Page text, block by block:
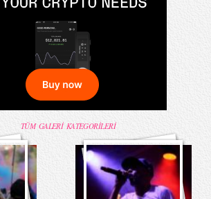
TÜM GALERİ KATEGORİLERİ